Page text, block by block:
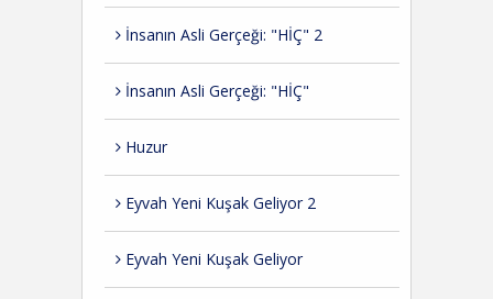
İnsanın Asli Gerçeği: "HİÇ" 2
İnsanın Asli Gerçeği: "HİÇ"
Huzur
Eyvah Yeni Kuşak Geliyor 2
Eyvah Yeni Kuşak Geliyor